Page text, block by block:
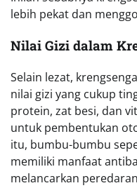
lebih pekat dan
Nilai Gizi dalam
Selain lezat,
nilai gizi yang cukup
protein, zat besi, dan
untuk pembentukan
itu, bumbu-bumbu
memiliki manfaat
melancarkan